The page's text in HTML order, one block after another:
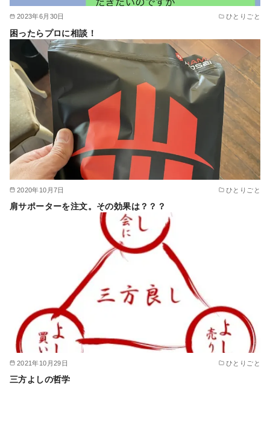
2023年6月30日 ひとりごと
困ったらプロに相談！
2020年10月7日 ひとりごと
肩サポーターを注文。その効果は？？？
2021年10月29日 ひとりごと
三方よしの哲学